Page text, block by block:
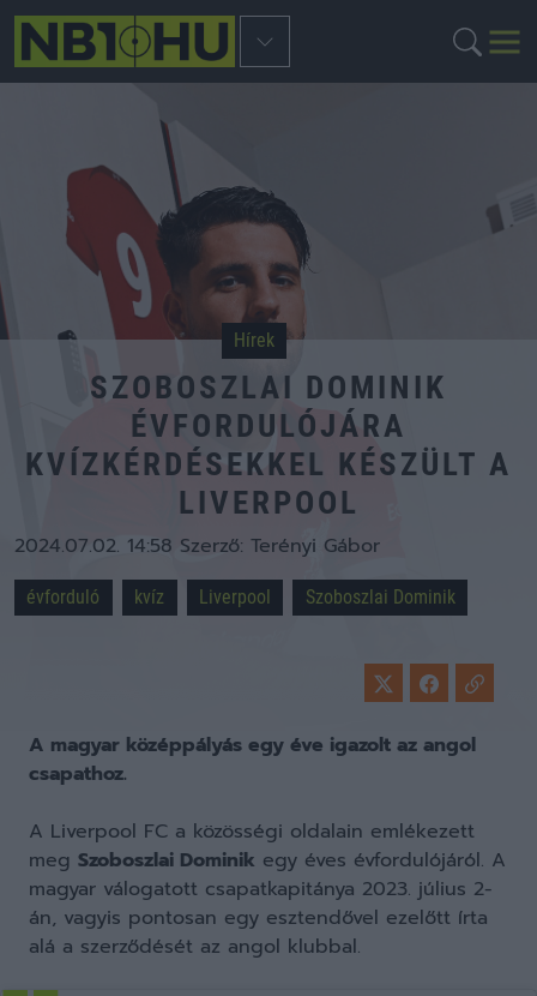
Hírek
SZOBOSZLAI DOMINIK
ÉVFORDULÓJÁRA
KVÍZKÉRDÉSEKKEL KÉSZÜLT A
LIVERPOOL
2024.07.02. 14:58 Szerző: Terényi Gábor
évforduló kvíz Liverpool Szoboszlai Dominik
A magyar középpályás egy éve igazolt az angol
csapathoz.
A Liverpool FC a közösségi oldalain emlékezett
meg Szoboszlai Dominik egy éves évfordulójáról. A
magyar válogatott csapatkapitánya 2023. július 2-
án, vagyis pontosan egy esztendővel ezelőtt írta
alá a szerződését az angol klubbal.